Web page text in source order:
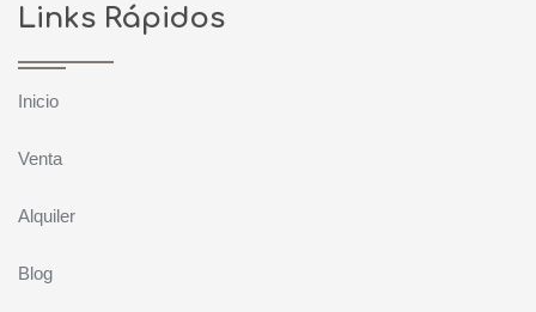
Links Rápidos
Inicio
Venta
Alquiler
Blog